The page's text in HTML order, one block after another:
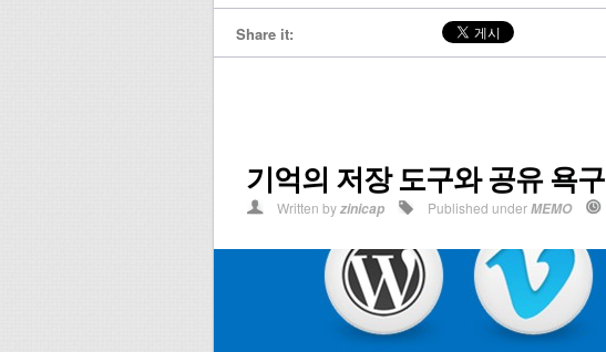
Share it:
기억의 저장 도구와 공유 욕구
Written byzinicap Published underMEMO